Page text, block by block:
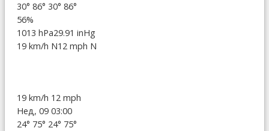
30° 86° 30° 86°
56%
1013 hPa29.91 inHg
19 km/h N12 mph N
19 km/h 12 mph
Нед, 09 03:00
24° 75° 24° 75°